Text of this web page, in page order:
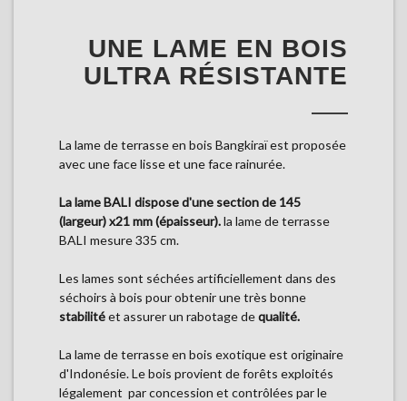
UNE LAME EN BOIS
ULTRA RÉSISTANTE
La lame de terrasse en bois Bangkiraï est proposée
avec une face lisse et une face rainurée.
La lame BALI dispose d'une section de 145
(largeur) x21 mm (épaisseur).la lame de terrasse
BALI mesure 335 cm.
Les lames sont séchées artificiellement dans des
séchoirs à bois pour obtenir une très bonne
stabilitéet assurer un rabotage dequalité.
La lame de terrasse en bois exotique est originaire
d'Indonésie. Le bois provient de forêts exploités
légalement par concession et contrôlées par le